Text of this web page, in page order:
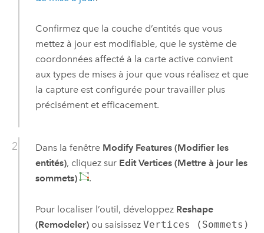
Confirmez que la couche d’entités que vous
mettez à jour est modifiable, que le système de
coordonnées affecté à la carte active convient
aux types de mises à jour que vous réalisez et que
la capture est configurée pour travailler plus
précisément et efficacement.
Dans la fenêtre Modify Features (Modifier les
entités), cliquez sur Edit Vertices (Mettre à jour les
sommets)
.
Pour localiser l’outil, développez Reshape
(Remodeler)ou saisissez Vertices (Sommets)